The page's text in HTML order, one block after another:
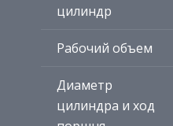
цилиндр
Рабочий объем
Диаметр
цилиндра и ход